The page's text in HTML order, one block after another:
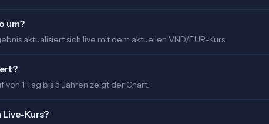
um?
aktualisiert sich live mit dem aktuellen VND/EUR-Kurs.
von 1 Tag bis 5 Jahren zeigt der Chart.
Live-Kurs?